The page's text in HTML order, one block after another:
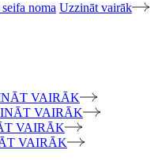
noma Uzzināt vairāk
VAIRĀK
VAIRĀK
VAIRĀK
VAIRĀK